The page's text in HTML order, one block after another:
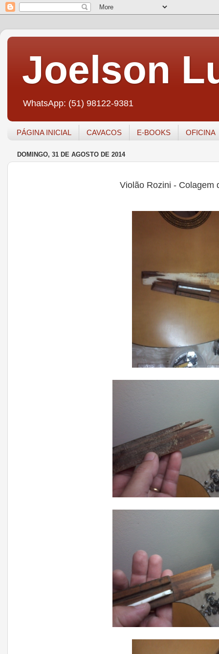
Joelson
WhatsApp: (51) 98122-9381
PÁGINA INICIAL CAVACOS E-BOOKS OFICINA
DOMINGO, 31 DE AGOSTO DE 2014
Violão Rozini - Colagem